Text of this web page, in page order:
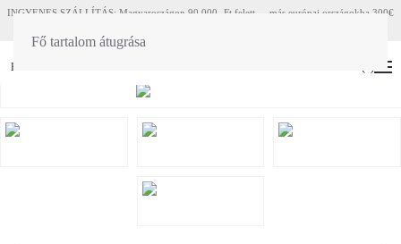
Fő tartalom átugrása
HU
INGYENES SZÁLLÍTÁS: Magyaroszágon 90 000.-Ft felett - más európai országokba 300€